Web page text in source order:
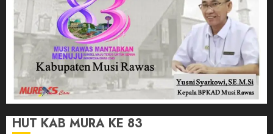
HUT KAB MURA KE 83